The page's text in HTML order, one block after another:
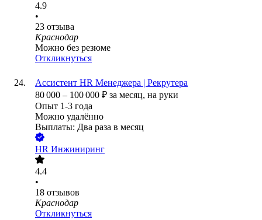
4.9
•
23 отзыва
Краснодар
Можно без резюме
Откликнуться
Ассистент HR Менеджера | Рекрутера
80 000 – 100 000 ₽ за месяц, на руки
Опыт 1-3 года
Можно удалённо
Выплаты: Два раза в месяц
HR Инжиниринг
4.4
•
18 отзывов
Краснодар
Откликнуться